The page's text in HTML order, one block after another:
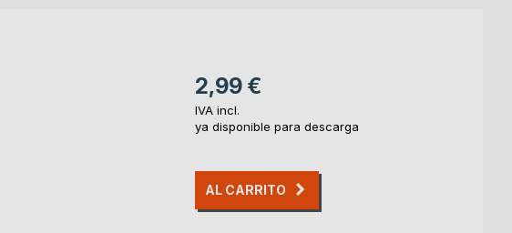
2,99 €
IVA incl.
ya disponible para descarga
AL CARRITO